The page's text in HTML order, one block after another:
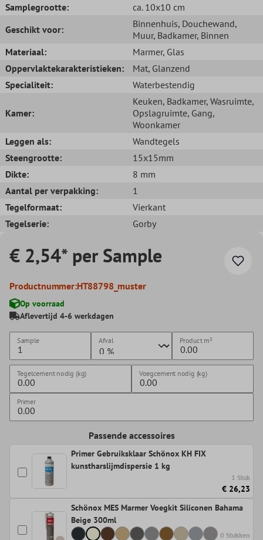
Samplegrootte:
ca. 10x10 cm
Geschikt voor:
Binnenhuis, Douchewand,
Muur, Badkamer, Binnen
Materiaal:
Marmer, Glas
Oppervlaktekarakteristieken:
Mat, Glanzend
Specialiteit:
Waterbestendig
Kamer:
Keuken, Badkamer, Wasruimte,
Opslagruimte, Gang,
Woonkamer
Leggen als:
Wandtegels
Steengrootte:
15x15mm
Dikte:
8 mm
Aantal per verpakking:
1
Tegelformaat:
Vierkant
Tegelserie:
Gorby
€ 2,54* per Sample
Productnummer:HT88798_muster
Op voorraad
Aflevertijd 4-6 werkdagen
Sample Afval Productm²
Tegelcement nodig (kg) Voegcement nodig (kg)
Primer
Passende accessoires
Primer Gebruiksklaar Schönox KH FIX
kunstharslijmdispersie 1 kg
1 Stuk
€ 26,23
Schönox MES Marmer Voegkit Siliconen Bahama
Beige 300ml
0 Stukken